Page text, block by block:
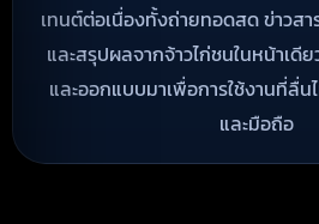
เทนต์ต่อเนื่องทั้งถ่ายทอดสด ข่าวสา
และสรุปผลจากจ้าวไก่ชนในหน้าเ
และออกแบบมาเพื่อการใช้งานที่ลื่
และมือถือ